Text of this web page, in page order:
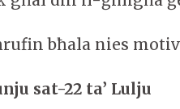
bħala nies
sat-22 ta’ Lulju